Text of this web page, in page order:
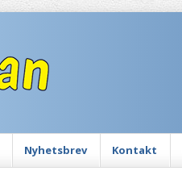
Nyhetsbrev Kontakt